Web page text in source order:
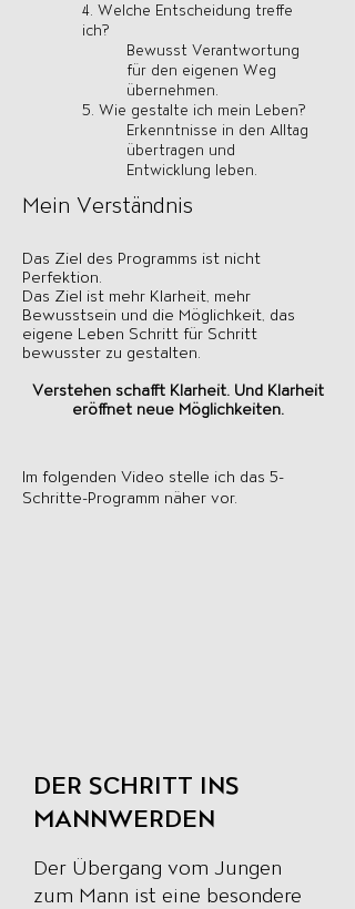
4. Welche Entscheidung treffe
ich?
Bewusst Verantwortung
für den eigenen Weg
übernehmen.
5. Wie gestalte ich mein Leben?
Erkenntnisse in den Alltag
übertragen und
Entwicklung leben.
Mein Verständnis
Das Ziel des Programms ist nicht
Perfektion.
Das Ziel ist mehr Klarheit, mehr
Bewusstsein und die Möglichkeit, das
eigene Leben Schritt für Schritt
bewusster zu gestalten.
Verstehen schafft Klarheit. Und Klarheit
eröffnet neue Möglichkeiten.​
Im folgenden Video stelle ich das 5-
Schritte-Programm näher vor.
DER SCHRITT INS
MANNWERDEN​
Der Übergang vom Jungen
zum Mann ist eine besondere